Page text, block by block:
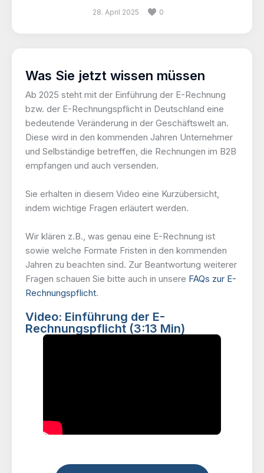
28. April 2025 0
Was Sie jetzt wissen müssen
Ab 2025 steht mit der Einführung der E-Rechnung
bzw. der E-Rechnungspflicht in Deutschland eine
bedeutende Veränderung in der Geschäftswelt an.
Diese wird in den kommenden Jahren Unternehmer
und Selbständige betreffen, die Rechnungen im B2B
empfangen und auch versenden.
Sie erhalten in diesem Video eine Kurzübersicht,
indem wichtige Fragen erläutert werden.
Wir klären z.B., was genau eine E-Rechnung ist
sowie welche Formate Fristen in den kommenden
Jahren zu beachten sind. Zur Beantwortung weiterer
Fragen schauen Sie bitte auch in unsere FAQs zur E-
Rechnungspflicht.
Video: Einführung der E-
Rechnungspflicht (3:13 Min)